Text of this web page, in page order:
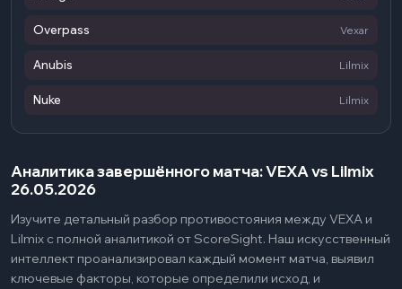
Overpass Vexar
Anubis Lilmix
Nuke Lilmix
Аналитика завершённого матча: VEXA vs Lilmix
26.05.2026
Изучите детальный разбор противостояния между VEXA и
Lilmix с полной аналитикой от ScoreSight. Наш искусственный
интеллект проанализировал каждый момент матча, выявил
ключевые факторы, которые определили исход, и